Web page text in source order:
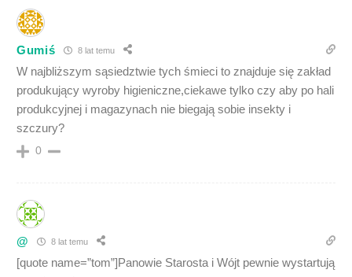
Gumiś 8 lat temu
W najbliższym sąsiedztwie tych śmieci to znajduje się zakład
produkujący wyroby higieniczne,ciekawe tylko czy aby po hali
produkcyjnej i magazynach nie biegają sobie insekty i
szczury?
0
@ 8 lat temu
[quote name=”tom”]Panowie Starosta i Wójt pewnie wystartują